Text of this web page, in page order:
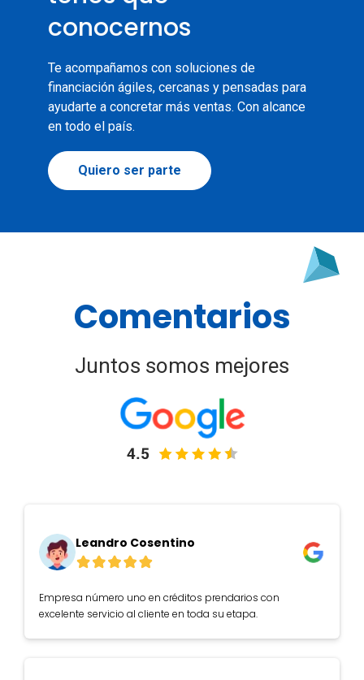
conocernos
Te acompañamos con soluciones de
financiación ágiles, cercanas y pensadas para
ayudarte a concretar más ventas. Con alcance
en todo el país.
Quiero ser parte
Comentarios
Juntos somos mejores
Leandro Cosentino
Empresa número uno en créditos prendarios con
excelente servicio al cliente en toda su etapa.